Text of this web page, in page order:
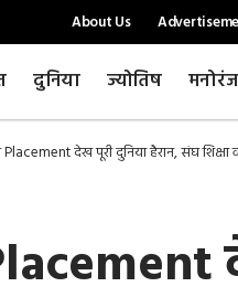
About Us
दुनिया ज्योतिष
देख पूरी दुनिया हैरान, संघ